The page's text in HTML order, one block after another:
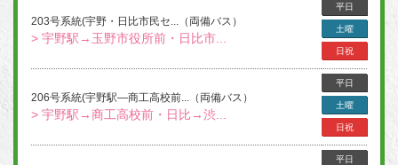
203号系統(宇野・日比市民セ...（両備バス）
> 宇野駅→玉野市役所前・日比市...
平日
土曜
日祝
206号系統(宇野駅―商工高校前...（両備バス）
> 宇野駅→商工高校前・日比→渋...
平日
土曜
日祝
平日